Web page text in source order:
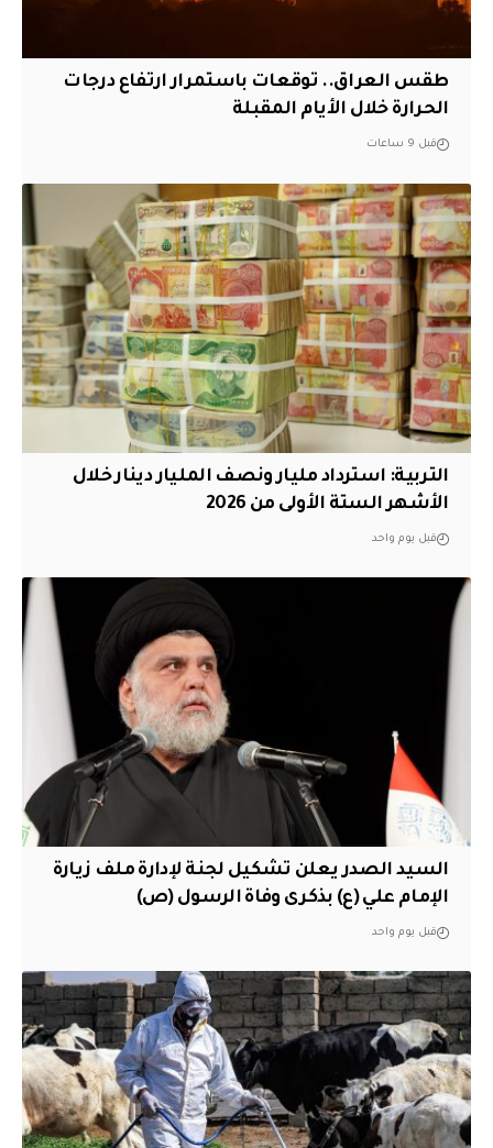
طقس العراق.. توقعات باستمرار ارتفاع درجات
الحرارة خلال الأيام المقبلة
قبل 9 ساعات
التربية: استرداد مليار ونصف المليار دينار خلال
الأشهر الستة الأولى من 2026
قبل يوم واحد
السيد الصدر يعلن تشكيل لجنة لإدارة ملف زيارة
الإمام علي (ع) بذكرى وفاة الرسول (ص)
قبل يوم واحد